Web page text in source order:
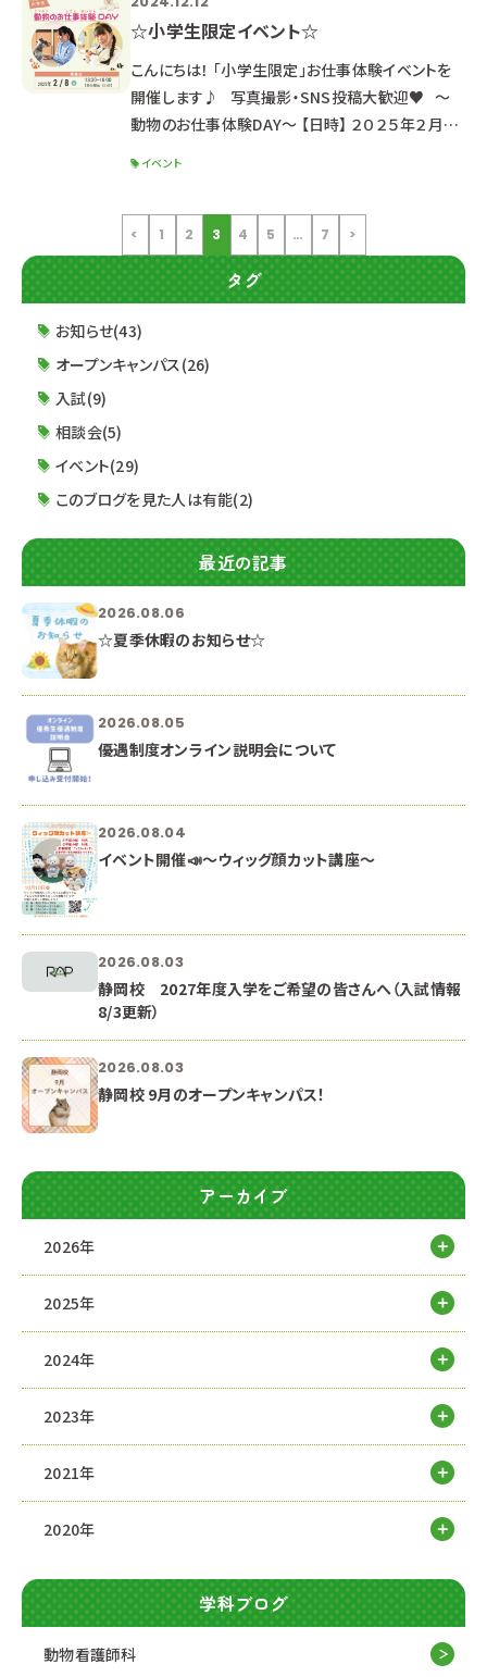
回 12月21日（土）【 終了 】 第4回 2025年1月
25日（土）【 出願受付中 】 第4回入試をもって、
2025年度生入試は終了となります。 最終出
☆小学生限定イベント☆
こんにちは！ 「小学生限定」お仕事体験イベントを
開催します♪ 写真撮影・SNS投稿大歓迎♥ ～
動物のお仕事体験DAY～ 【日時】 ２０２５年２月８
５ー１５ 【体験コース】 コースに分かれてお仕事
体験や動物との記念撮影が出来ます☆ お好きな
コースを１つ選んでお申込みください。 A：
イベント
< 1 2 3 4 5 … 7 >
タグ
お知らせ(43)
オープンキャンパス(26)
入試(9)
相談会(5)
イベント(29)
このブログを見た人は有能(2)
最近の記事
2026.08.06
☆夏季休暇のお知らせ☆
2026.08.05
優遇制度オンライン説明会について
2026.08.04
イベント開催📣～ウィッグ顔カット講座～
2026.08.03
静岡校 2027年度入学をご希望の皆さんへ（入試情報
8/3更新）
2026.08.03
静岡校 9月のオープンキャンパス！
アーカイブ
2026年
2025年
2024年
2023年
2021年
2020年
学科ブログ
動物看護師科